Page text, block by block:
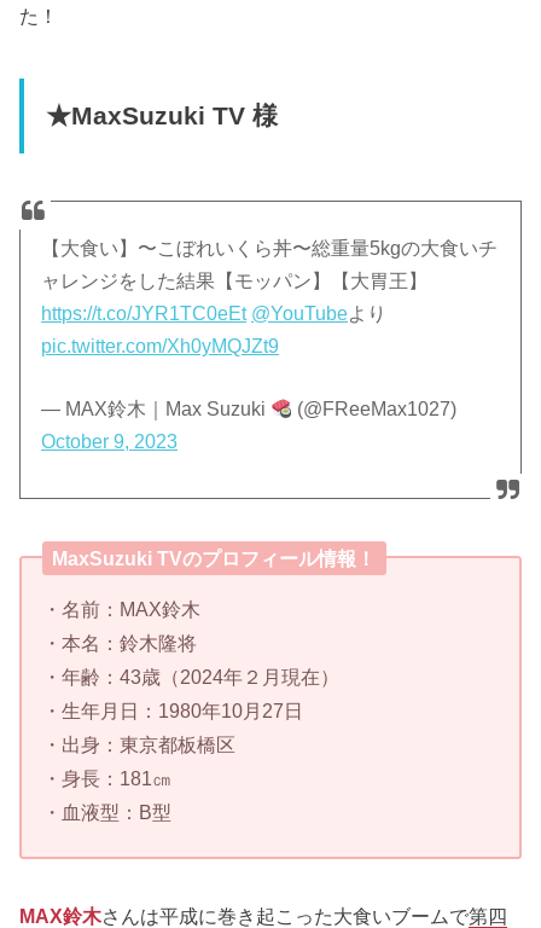
た！
★MaxSuzuki TV 様
【大食い】〜こぼれいくら丼〜総重量5kgの大食いチ
ャレンジをした結果【モッパン】【大胃王】
https://t.co/JYR1TC0eEt @YouTubeより
pic.twitter.com/Xh0yMQJZt9
— MAX鈴木｜Max Suzuki
(@FReeMax1027)
October 9, 2023
MaxSuzuki TVのプロフィール情報！
・名前：MAX鈴木
・本名：鈴木隆将
・年齢：43歳（2024年２月現在）
・生年月日：1980年10月27日
・出身：東京都板橋区
・身長：181㎝
・血液型：B型
MAX鈴木さんは平成に巻き起こった大食いブームで第四